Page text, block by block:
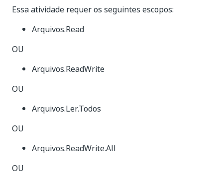
Essa atividade requer os seguintes escopos:
Arquivos.Read
OU
Arquivos.ReadWrite
OU
Arquivos.Ler.Todos
OU
Arquivos.ReadWrite.All
OU